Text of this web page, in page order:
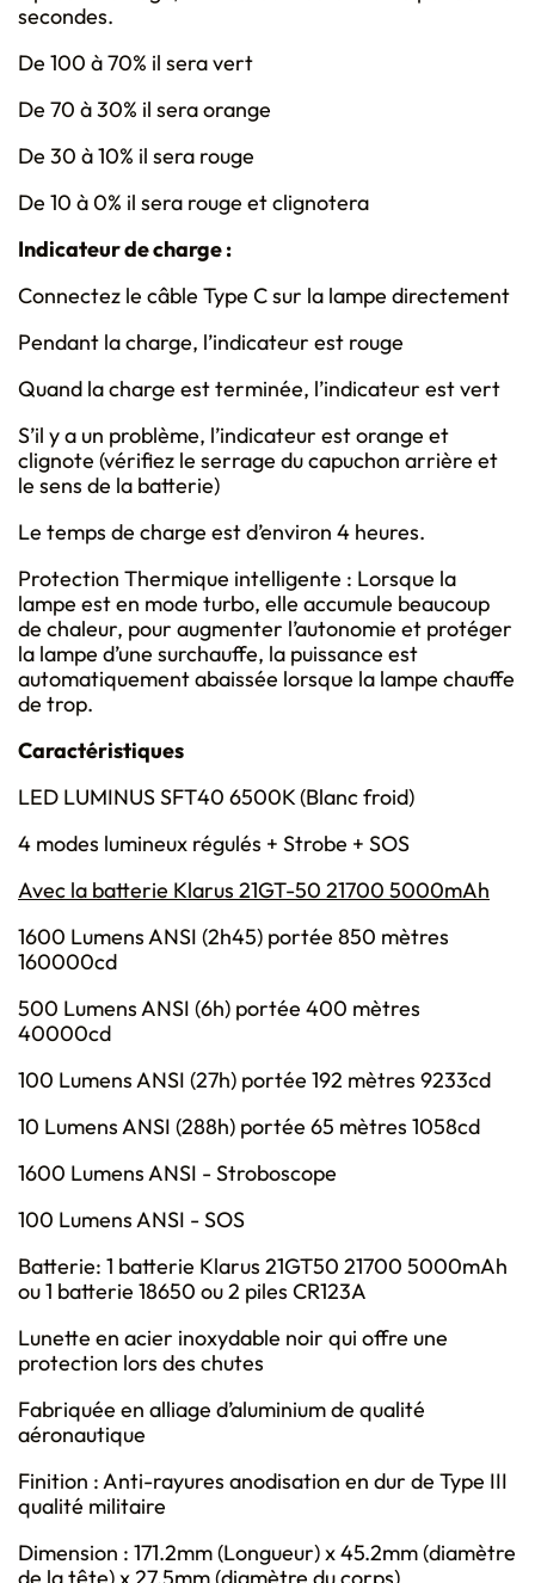
secondes.
De 100 à 70% il sera vert
De 70 à 30% il sera orange
De 30 à 10% il sera rouge
De 10 à 0% il sera rouge et clignotera
Indicateur de charge :
Connectez le câble Type C sur la lampe directement
Pendant la charge, l’indicateur est rouge
Quand la charge est terminée, l’indicateur est vert
S’il y a un problème, l’indicateur est orange et
clignote (vérifiez le serrage du capuchon arrière et
le sens de la batterie)
Le temps de charge est d’environ 4 heures.
Protection Thermique intelligente : Lorsque la
lampe est en mode turbo, elle accumule beaucoup
de chaleur, pour augmenter l’autonomie et protéger
la lampe d’une surchauffe, la puissance est
automatiquement abaissée lorsque la lampe chauffe
de trop.
Caractéristiques
LED LUMINUS SFT40 6500K (Blanc froid)
4 modes lumineux régulés + Strobe + SOS
Avec la batterie Klarus 21GT-50 21700 5000mAh
1600 Lumens ANSI (2h45) portée 850 mètres
160000cd
500 Lumens ANSI (6h) portée 400 mètres
40000cd
100 Lumens ANSI (27h) portée 192 mètres 9233cd
10 Lumens ANSI (288h) portée 65 mètres 1058cd
1600 Lumens ANSI - Stroboscope
100 Lumens ANSI - SOS
Batterie: 1 batterie Klarus 21GT50 21700 5000mAh
ou 1 batterie 18650 ou 2 piles CR123A
Lunette en acier inoxydable noir qui offre une
protection lors des chutes
Fabriquée en alliage d’aluminium de qualité
aéronautique
Finition : Anti-rayures anodisation en dur de Type III
qualité militaire
Dimension : 171.2mm (Longueur) x 45.2mm (diamètre
de la tête) x 27.5mm (diamètre du corps)